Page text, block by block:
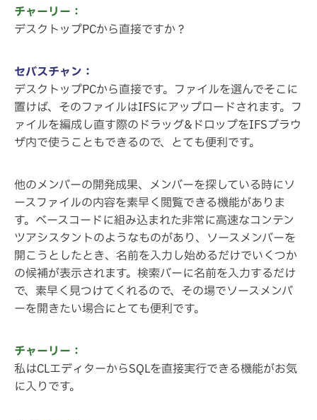
チャーリー：
デスクトップPCから直接ですか？
セバスチャン：
デスクトップPCから直接です。ファイルを選んでそこに
置けば、そのファイルはIFSにアップロードされます。フ
ァイルを編成し直す際のドラッグ&ドロップをIFSブラウ
ザ内で使うこともできるので、とても便利です。
他のメンバーの開発成果、メンバーを探している時にソ
ースファイルの内容を素早く閲覧できる機能がありま
す。ベースコードに組み込まれた非常に高速なコンテン
ツアシスタントのようなものがあり、ソースメンバーを
開こうとしたとき、名前を入力し始めるだけでいくつか
の候補が表示されます。検索バーに名前を入力するだけ
で、素早く見つけてくれるので、その場でソースメンバ
ーを開きたい場合にとても便利です。
チャーリー：
私はCLエディターからSQLを直接実行できる機能がお気
に入りです。